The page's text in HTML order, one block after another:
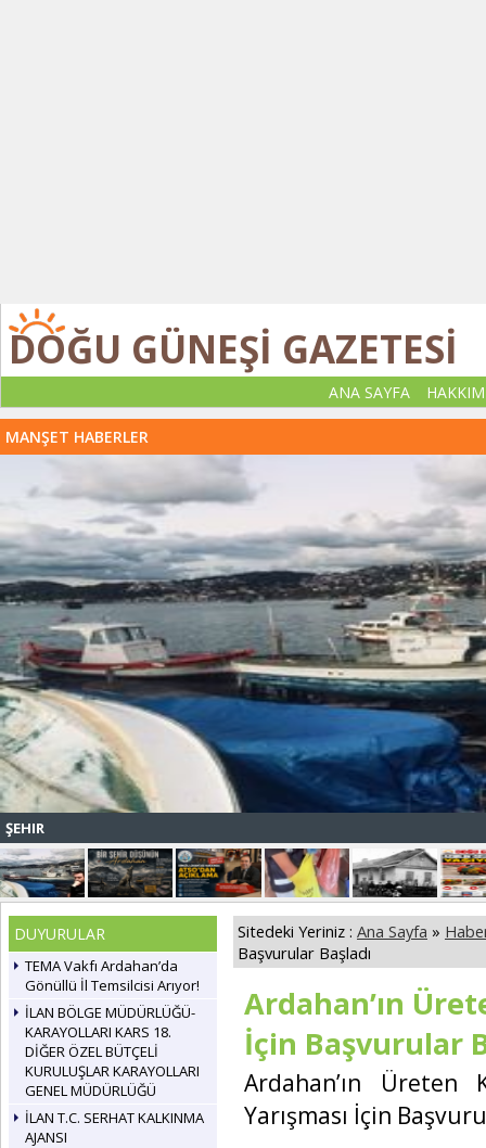
DOĞU GÜNEŞİ GAZETESİ
ANA SAYFA
MANŞET HABERLER
ŞEHIR
DUYURULAR
TEMA Vakfı Ardahan’da
Gönüllü İl Temsilcisi Arıyor!
İLAN BÖLGE MÜDÜRLÜĞÜ-
KARAYOLLARI KARS 18.
DİĞER ÖZEL BÜTÇELİ
KURULUŞLAR KARAYOLLARI
GENEL MÜDÜRLÜĞÜ
İLAN T.C. SERHAT KALKINMA
AJANSI
Sitedeki Yeriniz : Ana Sayfa »
Başvurular Başladı
Ardahan’ın
İçin Başvurular
Ardahan’ın Üreten
Yarışması İçin